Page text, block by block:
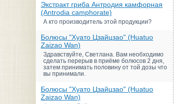
Экстракт гриба Антродия камфорная
(Antrodia camphorate)
А кто производитель этой продукции?
Болюсы "Хуато Цзайцзао" (Huatuo
Zaizao Wan)
Здравствуйте, Светлана. Вам необходимо
сделать перерыв в приёме болюсов 2 дня,
затем принимать половину от той дозы что
вы принимали.
Болюсы "Хуато Цзайцзао" (Huatuo
Zaizao Wan)